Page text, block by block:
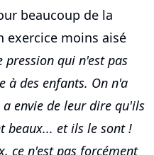
beaucoup de la
exercice moins aisé
pression qui n'est pas
à des enfants. On n'a
envie de leur dire qu'ils
beaux... et ils le sont !
ce n'est pas forcément